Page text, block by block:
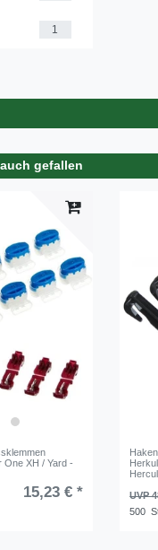
1
gefallen
One XH / Yard -
15,23 € *
UVP
500